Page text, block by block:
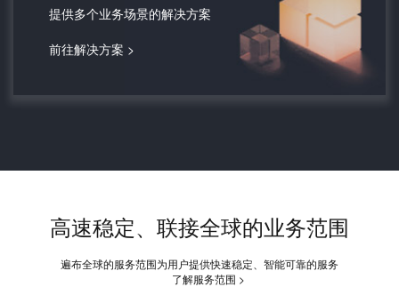
提供多个业务场景的解决方案
前往解决方案 >
高速稳定、联接全球的业务范围
遍布全球的服务范围为用户提供快速稳定、智能可靠的服务
了解服务范围 >